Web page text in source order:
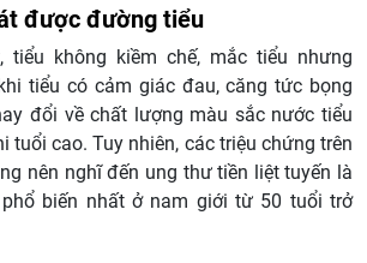
được đường tiểu
tiểu không kiềm chế, mắc tiểu nhưng
tiểu có cảm giác đau, căng tức bọng
đổi về chất lượng màu sắc nước tiểu
tuổi cao. Tuy nhiên, các triệu chứng trên
nên nghĩ đến ung thư tiền liệt tuyến là
biến nhất ở nam giới từ 50 tuổi trở